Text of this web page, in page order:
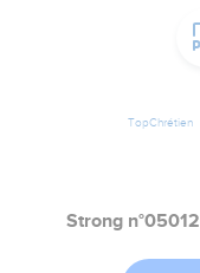
TopChrétien
Strong n°05012